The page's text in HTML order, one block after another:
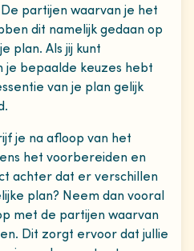
partijen waarvan je het
dit namelijk gedaan op
plan. Als jij kunt
je bepaalde keuzes hebt
van je plan gelijk
je na afloop van het
het voorbereiden en
achter dat er verschillen
plan? Neem dan vooral
met de partijen waarvan
Dit zorgt ervoor dat jullie